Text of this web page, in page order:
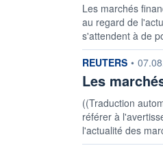
Les marchés
au regard de
s'attendent à de
information
REUTERS •
Les
((Traduction
référer à
l'actualité des